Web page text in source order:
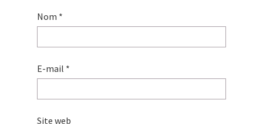
Nom *
E-mail *
Site web